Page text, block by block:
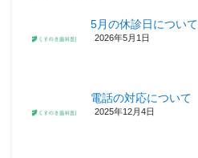
5月の休診日について
2026年5月1日
電話の対応について
2025年12月4日